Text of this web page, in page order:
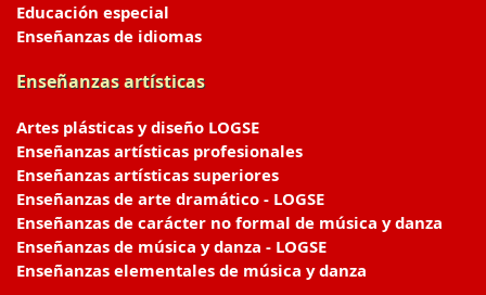
Educación especial
Enseñanzas de idiomas
Enseñanzas artísticas
Artes plásticas y diseño LOGSE
Enseñanzas artísticas profesionales
Enseñanzas artísticas superiores
Enseñanzas de arte dramático - LOGSE
Enseñanzas de carácter no formal de música y danza
Enseñanzas de música y danza - LOGSE
Enseñanzas elementales de música y danza